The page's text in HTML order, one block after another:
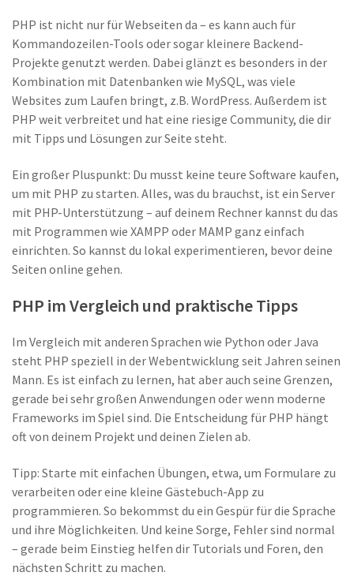
PHP ist nicht nur für Webseiten da – es kann auch für
Kommandozeilen-Tools oder sogar kleinere Backend-
Projekte genutzt werden. Dabei glänzt es besonders in der
Kombination mit Datenbanken wie MySQL, was viele
Websites zum Laufen bringt, z.B. WordPress. Außerdem ist
PHP weit verbreitet und hat eine riesige Community, die dir
mit Tipps und Lösungen zur Seite steht.
Ein großer Pluspunkt: Du musst keine teure Software kaufen,
um mit PHP zu starten. Alles, was du brauchst, ist ein Server
mit PHP-Unterstützung – auf deinem Rechner kannst du das
mit Programmen wie XAMPP oder MAMP ganz einfach
einrichten. So kannst du lokal experimentieren, bevor deine
Seiten online gehen.
PHP im Vergleich und praktische Tipps
Im Vergleich mit anderen Sprachen wie Python oder Java
steht PHP speziell in der Webentwicklung seit Jahren seinen
Mann. Es ist einfach zu lernen, hat aber auch seine Grenzen,
gerade bei sehr großen Anwendungen oder wenn moderne
Frameworks im Spiel sind. Die Entscheidung für PHP hängt
oft von deinem Projekt und deinen Zielen ab.
Tipp: Starte mit einfachen Übungen, etwa, um Formulare zu
verarbeiten oder eine kleine Gästebuch-App zu
programmieren. So bekommst du ein Gespür für die Sprache
und ihre Möglichkeiten. Und keine Sorge, Fehler sind normal
– gerade beim Einstieg helfen dir Tutorials und Foren, den
nächsten Schritt zu machen.